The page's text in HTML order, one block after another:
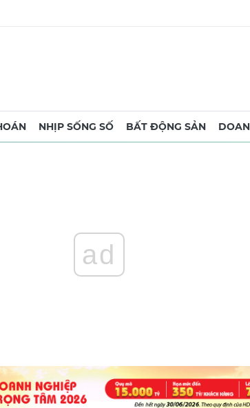
NHỊP SỐNG SỐ BẤT ĐỘNG SẢN
ad